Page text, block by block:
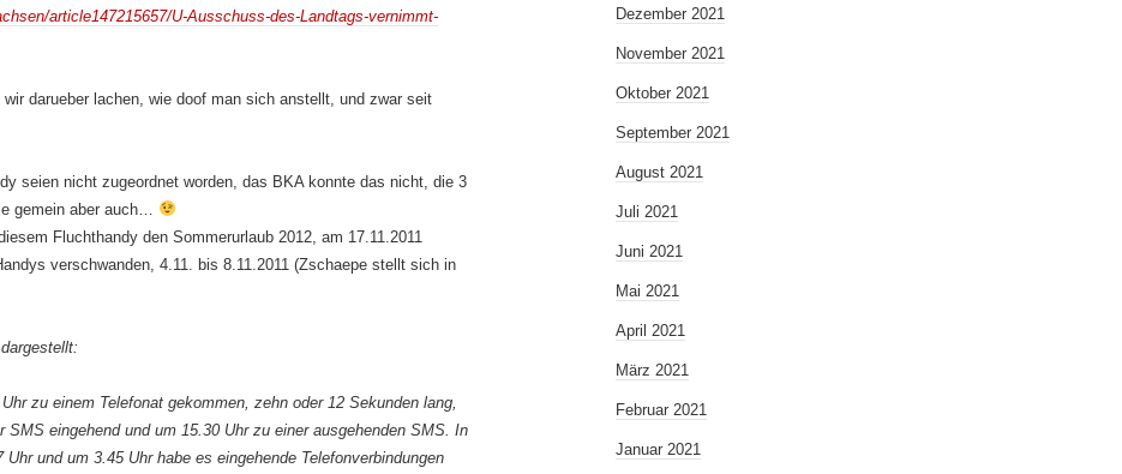
article147215657/U-Ausschuss-des-Landtags-vernimmt-
darueber lachen, wie doof man sich anstellt, und zwar seit
seien nicht zugeordnet worden, das BKA konnte das nicht, die 3
gemein aber auch…
Fluchthandy den Sommerurlaub 2012, am 17.11.2011
verschwanden, 4.11. bis 8.11.2011 (Zschaepe stellt sich in
zu einem Telefonat gekommen, zehn oder 12 Sekunden lang,
SMS eingehend und um 15.30 Uhr zu einer ausgehenden SMS. In
und um 3.45 Uhr habe es eingehende Telefonverbindungen
Dezember 2021
November 2021
Oktober 2021
September 2021
August 2021
Juli 2021
Juni 2021
Mai 2021
April 2021
März 2021
Februar 2021
Januar 2021